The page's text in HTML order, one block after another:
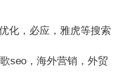
化，必应，雅虎等搜索
seo，海外营销，外贸